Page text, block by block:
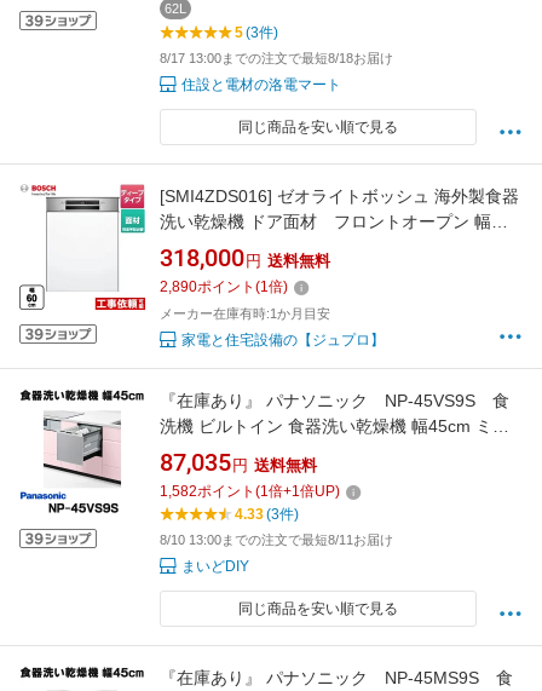
62L
5(3件)
8/17 13:00までの注文で最短8/18お届け
住設と電材の洛電マート
同じ商品を安い順で見る
[SMI4ZDS016] ゼオライトボッシュ 海外製食器
洗い乾燥機 ドア面材 フロントオープン 幅
60cm 洗浄容量：12人分 84点 ディープ 【送
料無料】 メーカー直送品 配送地域限定品※地
図確認要 時間指定・日祝配送・代引不可
318,000 円 送料無料
2,890ポイント (1倍)
メーカー在庫有時:1か月目安
家電と住宅設備の【ジュプロ】
『在庫あり』 パナソニック NP-45VS9S 食
洗機 ビルトイン 食器洗い乾燥機 幅45cm ミド
ルタイプ ドアパネル型 ドアパネル別売 (NP-
45VS7S の後継品) ☆2【あす楽関東】
87,035 円 送料無料
1,582ポイント (1倍+1倍UP)
4.33(3件)
8/10 13:00までの注文で最短8/11お届け
まいどDIY
同じ商品を安い順で見る
『在庫あり』 パナソニック NP-45MS9S 食